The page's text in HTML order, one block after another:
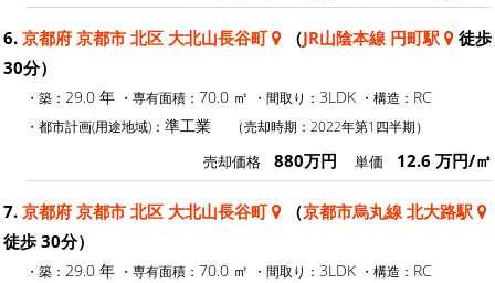
6. 京都府 京都市 北区 大北山長谷町 （JR山陰本線 円町駅
徒歩
30分）
・築： 29.0 年 ・専有面積： 70.0 ㎡ ・間取り： 3LDK ・構造： RC
・都市計画(用途地域)： 準工業 （売却時期：2022年第1四半期）
売却価格 880万円 単価 12.6 万円/㎡
7. 京都府 京都市 北区 大北山長谷町 （京都市烏丸線 北大路駅
徒歩 30分）
・築： 29.0 年 ・専有面積： 70.0 ㎡ ・間取り： 3LDK ・構造： RC